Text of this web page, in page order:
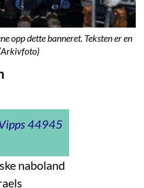
opp dette banneret. Teksten er en
44945
naboland